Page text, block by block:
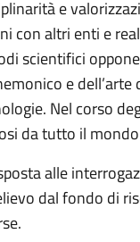
e
con altri enti e
scientifici
e
Nel corso
da tutto il
alle
dal fondo di